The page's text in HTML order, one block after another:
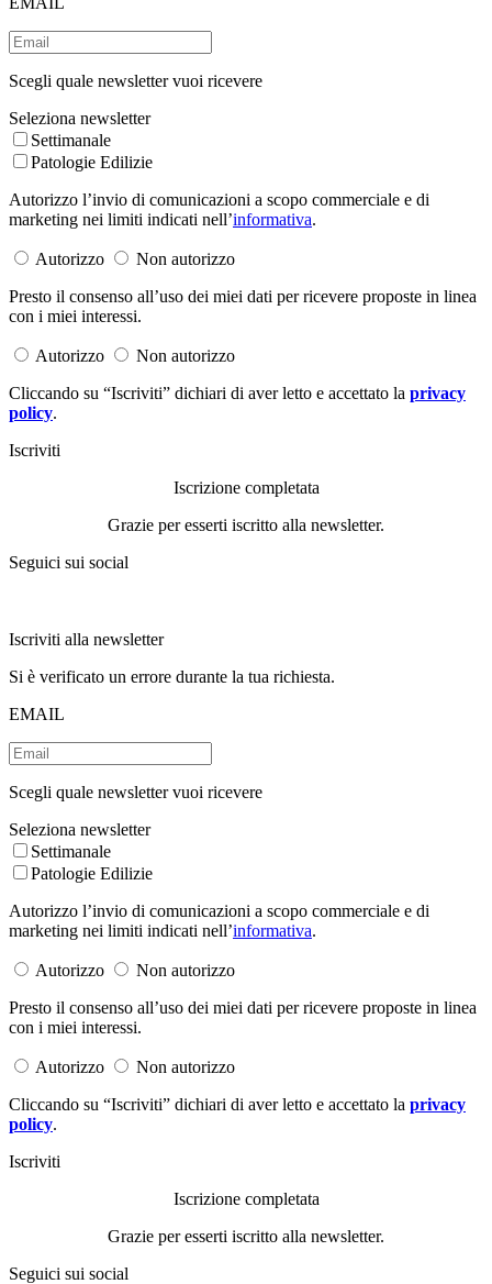
Scegli quale newsletter vuoi ricevere
Seleziona newsletter
Settimanale
Patologie Edilizie
Autorizzo l’invio di comunicazioni a scopo commerciale e di
marketing nei limiti indicati nell’informativa.
Autorizzo
Non autorizzo
Presto il consenso all’uso dei miei dati per ricevere proposte in linea
con i miei interessi.
Autorizzo
Non autorizzo
Cliccando su “Iscriviti” dichiari di aver letto e accettato la privacy
policy.
Iscriviti
Iscrizione completata
Grazie per esserti iscritto alla newsletter.
Seguici sui social
Iscriviti alla newsletter
Si è verificato un errore durante la tua richiesta.
EMAIL
Scegli quale newsletter vuoi ricevere
Seleziona newsletter
Settimanale
Patologie Edilizie
Autorizzo l’invio di comunicazioni a scopo commerciale e di
marketing nei limiti indicati nell’informativa.
Autorizzo
Non autorizzo
Presto il consenso all’uso dei miei dati per ricevere proposte in linea
con i miei interessi.
Autorizzo
Non autorizzo
Cliccando su “Iscriviti” dichiari di aver letto e accettato la privacy
policy.
Iscriviti
Iscrizione completata
Grazie per esserti iscritto alla newsletter.
Seguici sui social